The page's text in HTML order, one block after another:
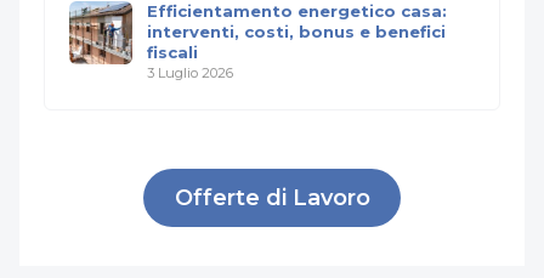
Efficientamento energetico casa:
interventi, costi, bonus e benefici
fiscali
3 Luglio 2026
Offerte di Lavoro